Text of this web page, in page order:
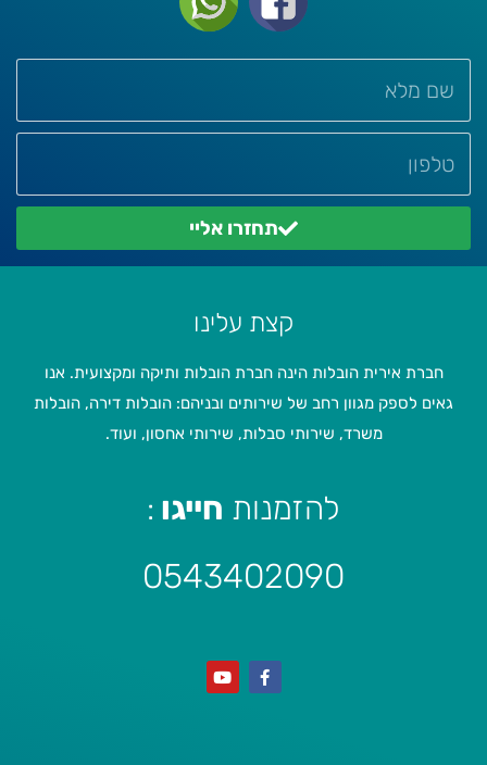
תחזרו אליי
קצת עלינו
חברת אירית הובלות הינה חברת הובלות ותיקה ומקצועית. אנו
גאים לספק מגוון רחב של שירותים ובניהם: הובלות דירה, הובלות
משרד, שירותי סבלות, שירותי אחסון, ועוד.
להזמנות חייגו :
0543402090